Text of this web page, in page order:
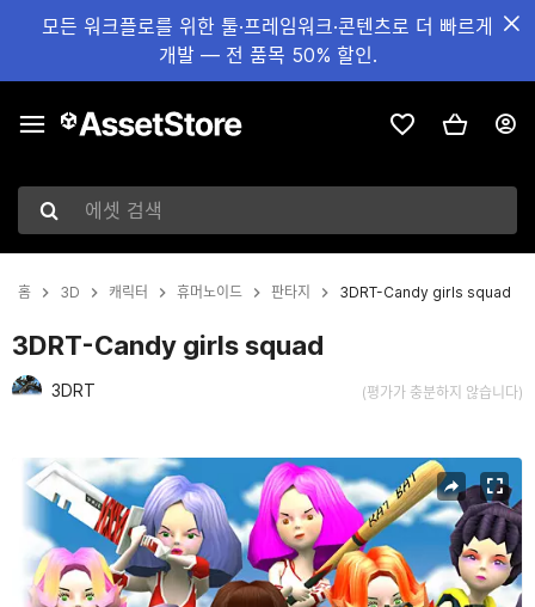
모든 워크플로를 위한 툴·프레임워크·콘텐츠로 더 빠르게
개발 — 전 품목 50% 할인.
에셋 검색
홈 3D 캐릭터 휴머노이드 판타지 3DRT-Candy girls squad
3DRT-Candy girls squad
3DRT (평가가 충분하지 않습니다)
현재 슬라이드: 1 / 26